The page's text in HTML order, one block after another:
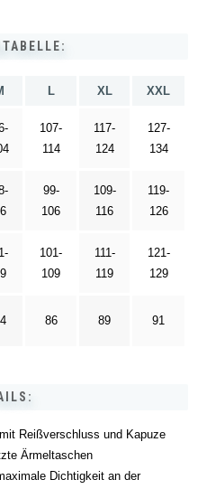
L XL XXL
107-
114
117-
124
127-
134
99-
106
109-
116
119-
126
101-
109
111-
119
121-
129
86 89 91
Reißverschluss und Kapuze
Ärmeltaschen
Dichtigkeit an der